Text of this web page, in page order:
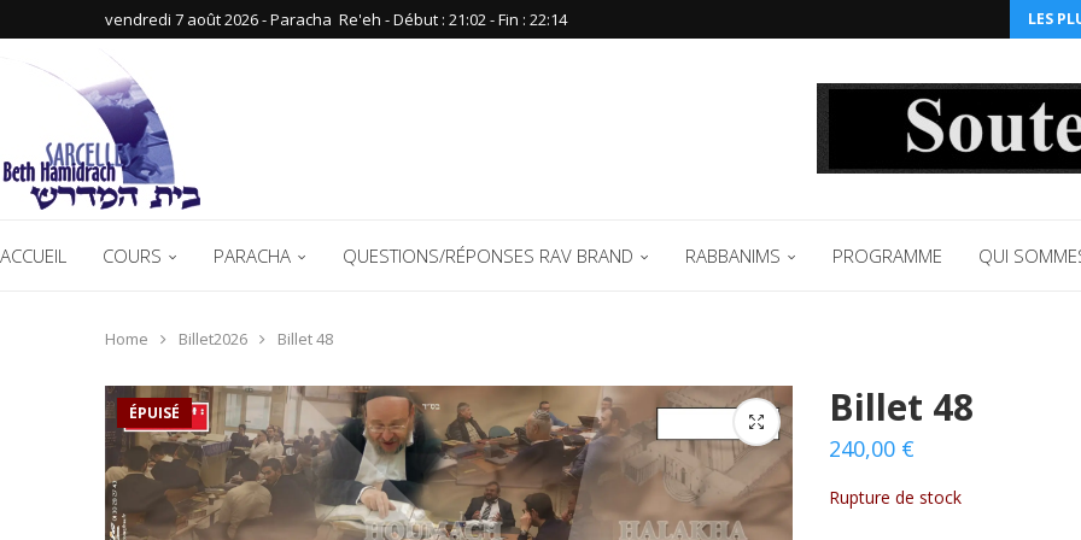
vendredi 7 août 2026 - Paracha ‪ Re'eh‬ - Début : 21:02‬ - Fin : ‪22:14‬ LES
ACCUEIL COURS PARACHA QUESTIONS/RÉPONSES RAV BRAND RABBANIMS PROGRAMME QUI
Home Billet2026 Billet 48
ÉPUISÉ Billet 48
240,00 €
Rupture de stock